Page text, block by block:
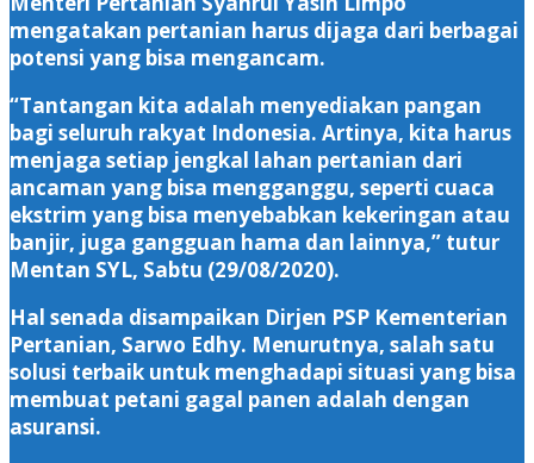
mengatakan pertanian harus dijaga dari berbagai
potensi yang bisa mengancam.
“Tantangan kita adalah menyediakan pangan
bagi seluruh rakyat Indonesia. Artinya, kita harus
menjaga setiap jengkal lahan pertanian dari
ancaman yang bisa mengganggu, seperti cuaca
ekstrim yang bisa menyebabkan kekeringan atau
banjir, juga gangguan hama dan lainnya,” tutur
Mentan SYL, Sabtu (29/08/2020).
Hal senada disampaikan Dirjen PSP Kementerian
Pertanian, Sarwo Edhy. Menurutnya, salah satu
solusi terbaik untuk menghadapi situasi yang bisa
membuat petani gagal panen adalah dengan
asuransi.